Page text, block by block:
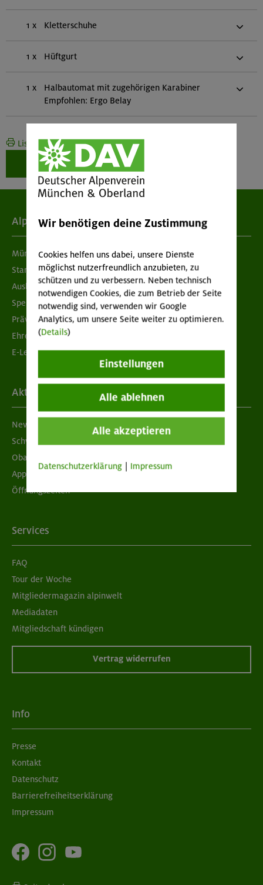
1 x Kletterschuhe
1 x Hüftgurt
1 x
Halbautomat mit zugehörigen Karabiner
Empfohlen: Ergo Belay
Liste drucken
Weiter zur Buchung
Alpenverein
München & Oberland
Standorte
Ausbildung & Jobs
Spenden
Prävention sexualisierter Gewalt
Ehrenamtsbörse
E-Learning
Aktuelles
Newsletter
Schwarzes Brett
Obacht geben!
App "Mein DAV+"
Öffnungszeiten
Services
FAQ
Tour der Woche
Mitgliedermagazin alpinwelt
Mediadaten
Mitgliedschaft kündigen
Vertrag widerrufen
Info
Presse
Kontakt
Datenschutz
Barrierefreiheitserklärung
Impressum
Wir benötigen deine Zustimmung
Cookies helfen uns dabei, unsere Dienste
möglichst nutzerfreundlich anzubieten, zu
schützen und zu verbessern. Neben technisch
notwendigen Cookies, die zum Betrieb der Seite
notwendig sind, verwenden wir Google
Analytics, um unsere Seite weiter zu optimieren.
(Details)
Einstellungen
Alle ablehnen
Alle akzeptieren
Datenschutzerklärung Impressum